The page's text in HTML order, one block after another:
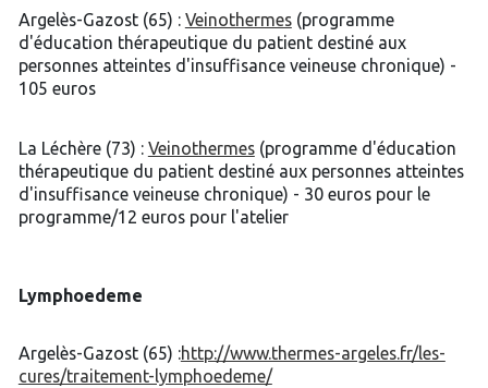
Argelès-Gazost (65) : Veinothermes(programme
d'éducation thérapeutique du patient destiné aux
personnes atteintes d'insuffisance veineuse chronique) -
105 euros
La Léchère (73) : Veinothermes(programme d'éducation
thérapeutique du patient destiné aux personnes atteintes
d'insuffisance veineuse chronique) - 30 euros pour le
programme/12 euros pour l'atelier
Lymphoedeme
Argelès-Gazost (65) :http://www.thermes-argeles.fr/les-
cures/traitement-lymphoedeme/